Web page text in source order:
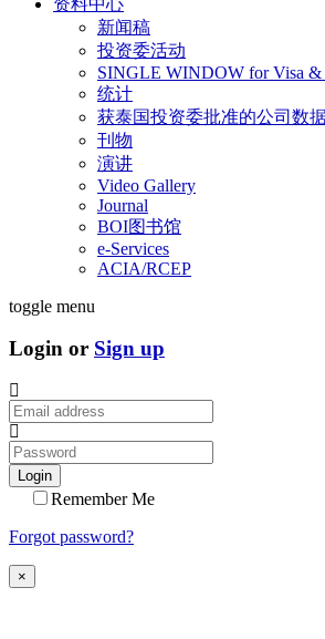
新闻稿
投资委活动
SINGLE WINDOW for Visa &
统计
获泰国投资委批准的公司数
刊物
演讲
Video Gallery
Journal
BOI图书馆
e-Services
ACIA/RCEP
toggle menu
Login or Sign up
Login
Remember Me
Forgot password?
×